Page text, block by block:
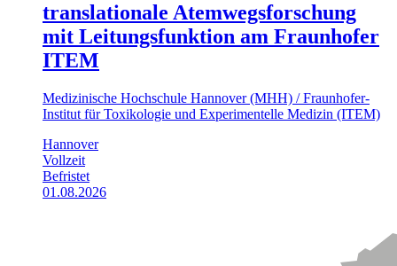
translationale Atemwegsforschung
mit Leitungsfunktion am Fraunhofer
ITEM
Medizinische Hochschule Hannover (MHH) / Fraunhofer-
Institut für Toxikologie und Experimentelle Medizin (ITEM)
Hannover
Vollzeit
Befristet
01.08.2026